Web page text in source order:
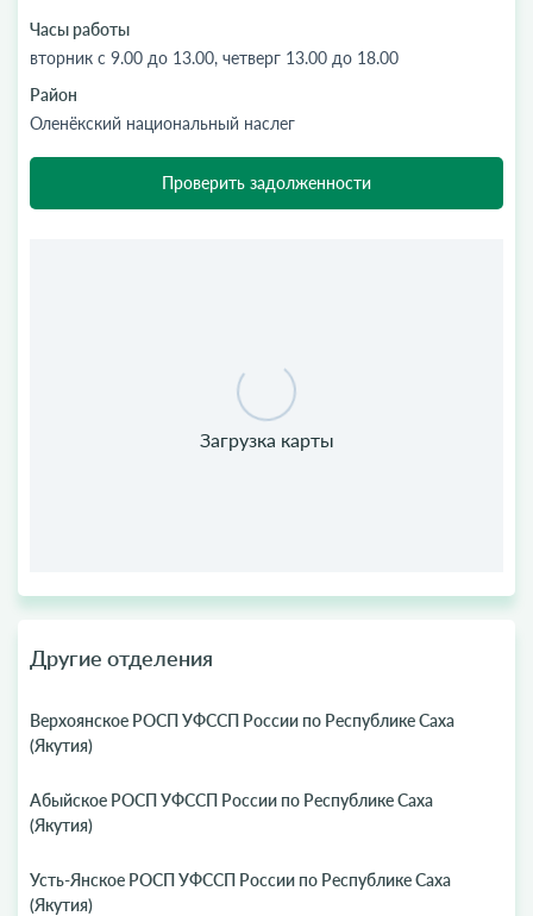
Часы работы
вторник с 9.00 до 13.00, четверг 13.00 до 18.00
Район
Оленёкский национальный наслег
Проверить задолженности
Другие отделения
Верхоянское РОСП УФССП России по Республике Саха
(Якутия)
Абыйское РОСП УФССП России по Республике Саха
(Якутия)
Усть-Янское РОСП УФССП России по Республике Саха
(Якутия)